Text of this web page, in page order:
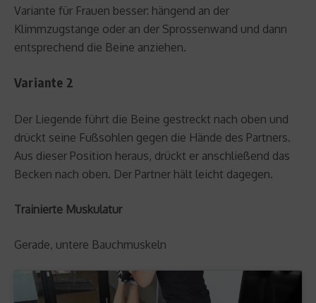
Variante für Frauen besser: hängend an der
Klimmzugstange oder an der Sprossenwand und dann
entsprechend die Beine anziehen.
Variante 2
Der Liegende führt die Beine gestreckt nach oben und
drückt seine Fußsohlen gegen die Hände des Partners.
Aus dieser Position heraus, drückt er anschließend das
Becken nach oben. Der Partner hält leicht dagegen.
Trainierte Muskulatur
Gerade, untere Bauchmuskeln